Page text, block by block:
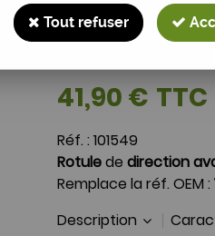
200
Soyez le premier
41,90 € TTC
Réf. : 101549
Rotulede direction
Remplace la réf. OEM :
Description
Tout refuser